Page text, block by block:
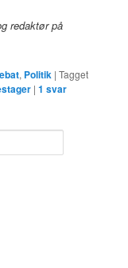
redaktør på
, Politik |Tagget
|1 svar